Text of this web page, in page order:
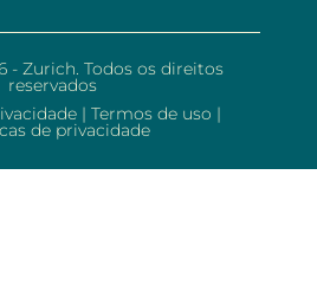
- Zurich. Todos os direitos
reservados
| Termos de uso |
de privacidade